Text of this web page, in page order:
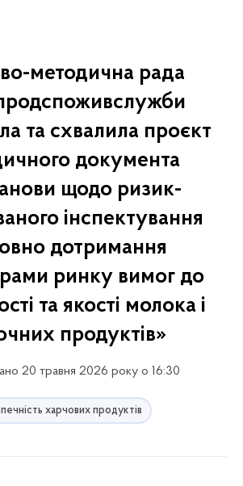
методична рада
та схвалила проєкт
документа
щодо ризик-
інспектування
дотримання
ринку вимог до
та якості молока і
продуктів»
20 травня 2026 року о 16:30
харчових продуктів